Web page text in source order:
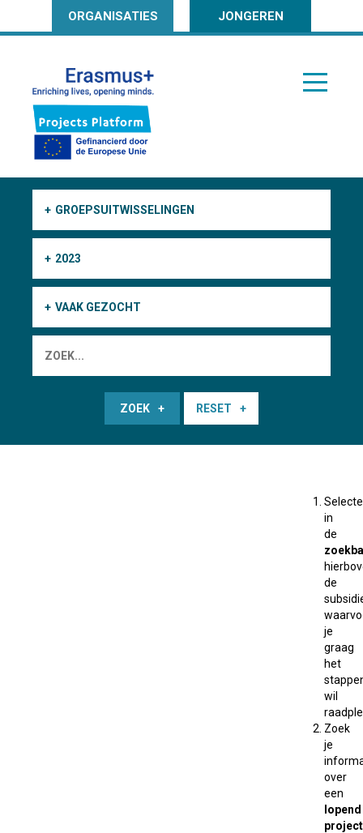
ORGANISATIES JONGEREN
GROEPSUITWISSELINGEN
2023
VAAK GEZOCHT
ZOEK RESET
in
de
de
je
graag
het
wil
Zoek
je
over
een
lopend
project